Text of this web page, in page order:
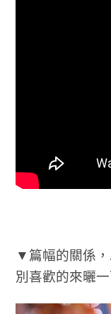
▼篇幅的關係
別喜歡的來曬